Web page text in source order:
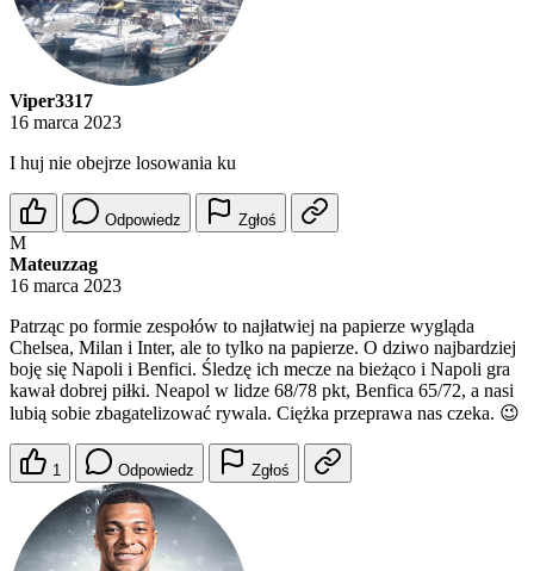
Viper3317
16 marca 2023
I huj nie obejrze losowania ku
Odpowiedz Zgłoś
M
Mateuzzag
16 marca 2023
Patrząc po formie zespołów to najłatwiej na papierze wygląda
Chelsea, Milan i Inter, ale to tylko na papierze. O dziwo najbardziej
boję się Napoli i Benfici. Śledzę ich mecze na bieżąco i Napoli gra
kawał dobrej piłki. Neapol w lidze 68/78 pkt, Benfica 65/72, a nasi
lubią sobie zbagatelizować rywala. Ciężka przeprawa nas czeka. 😉
1 Odpowiedz Zgłoś